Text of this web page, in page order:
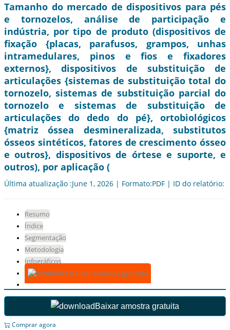
Tamanho do mercado de dispositivos para pés
e tornozelos, análise de participação e
indústria, por tipo de produto (dispositivos de
fixação {placas, parafusos, grampos, unhas
intramedulares, pinos e fios e fixadores
externos}, dispositivos de substituição de
articulações {sistemas de substituição total do
tornozelo, sistemas de substituição parcial do
tornozelo e sistemas de substituição de
articulações do dedo do pé}, ortobiológicos
{matriz óssea desmineralizada, substitutos
ósseos sintéticos, fatores de crescimento ósseo
e outros}, dispositivos de órtese e suporte, e
outros), por aplicação (
Última atualização :June 1, 2026 | Formato:PDF | ID do relatório:
Resumo
Índice
Segmentação
Metodologia
Infográficos
Baixar amostra gratuita
Baixar amostra gratuita
Comprar agora